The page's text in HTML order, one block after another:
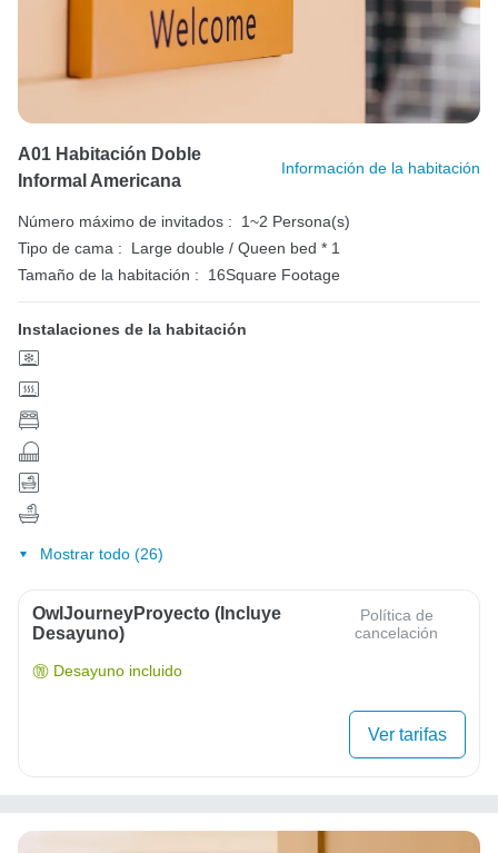
A01 Habitación Doble
Informal Americana
Información de la habitación
Número máximo de invitados :
1~2 Persona(s)
Tipo de cama :
Large double / Queen bed * 1
Tamaño de la habitación :
16Square Footage
Instalaciones de la habitación
Mostrar todo (26)
OwlJourneyProyecto (Incluye
Desayuno)
Política de
cancelación
Desayuno incluido
Ver tarifas